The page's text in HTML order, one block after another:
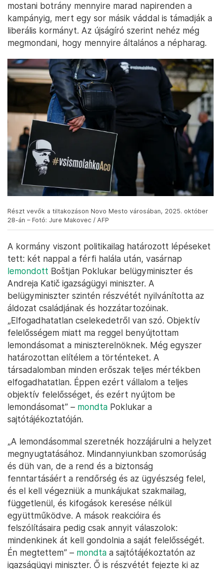
mostani botrány mennyire marad napirenden a
kampányig, mert egy sor másik váddal is támadják a
liberális kormányt. Az újságíró szerint nehéz még
megmondani, hogy mennyire általános a népharag.
Részt vevők a tiltakozáson Novo Mesto városában, 2025. október
28-án – Fotó: Jure Makovec / AFP
A kormány viszont politikailag határozott lépéseket
tett: két nappal a férfi halála után, vasárnap
lemondottBoštjan Poklukar belügyminiszter és
Andreja Katič igazságügyi miniszter. A
áldozat családjának és hozzátartozóinak.
„Elfogadhatatlan cselekedetről van szó. Objektív
felelősségem miatt ma reggel benyújtottam
lemondásomat a miniszterelnöknek. Még egyszer
határozottan elítélem a történteket. A
társadalomban minden erőszak teljes mértékben
elfogadhatatlan. Éppen ezért vállalom a teljes
objektív felelősséget, és ezért nyújtom be
lemondásomat” –mondtaPoklukar a
sajtótájékoztatóján.